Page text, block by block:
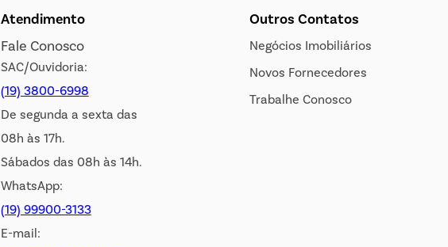
Atendimento
Fale Conosco
SAC/Ouvidoria:
(19) 3800-6998
De segunda a sexta das
08h às 17h.
Sábados das 08h às 14h.
WhatsApp:
(19) 99900-3133
E-mail:
Outros Contatos
Negócios Imobiliários
Novos Fornecedores
Trabalhe Conosco